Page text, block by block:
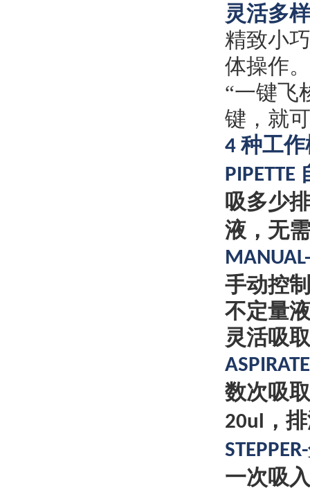
灵活多
精致小
体操作。
“一键飞
键，就
4 种工
PIPETTE
吸多少
液，无
MANUAL-
手动控
不定量
灵活吸
数次吸
20ul ，
STEPPER-
一次吸